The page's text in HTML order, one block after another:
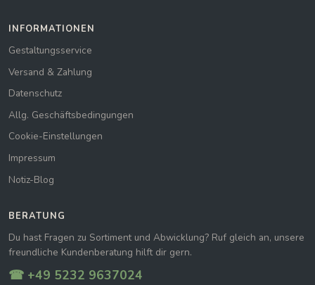
INFORMATIONEN
Gestaltungsservice
Versand & Zahlung
Datenschutz
Allg. Geschäftsbedingungen
Cookie-Einstellungen
Impressum
Notiz-Blog
BERATUNG
Du hast Fragen zu Sortiment und Abwicklung? Ruf gleich an, unsere
freundliche Kundenberatung hilft dir gern.
☎ +49 5232 9637024